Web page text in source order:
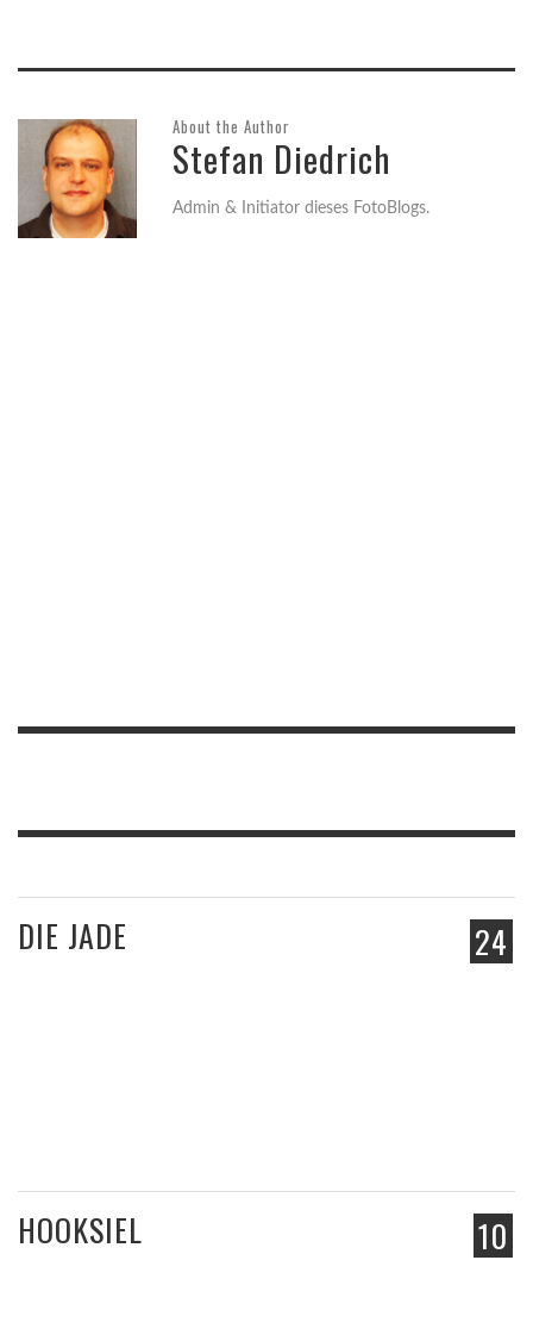
About the Author
Stefan Diedrich
Admin & Initiator dieses FotoBlogs.
24
DIE JADE
10
HOOKSIEL